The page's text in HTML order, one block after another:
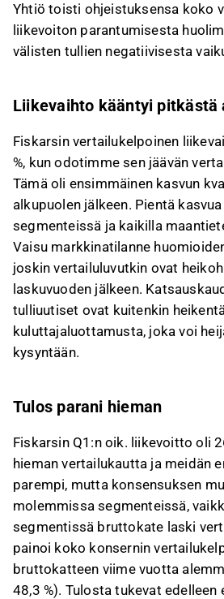
Yhtiö toisti ohjeistuksensa koko
liikevoiton parantumisesta
välisten tullien negatiivisesta
Liikevaihto kääntyi pitkästä
Fiskarsin vertailukelpoinen
%, kun odotimme sen jäävän
Tämä oli ensimmäinen kasvun
alkupuolen jälkeen. Pientä
segmenteissä ja kaikilla
Vaisu markkinatilanne
joskin vertailuluvutkin ovat
laskuvuoden jälkeen.
tulliuutiset ovat kuitenkin
kuluttajaluottamusta, joka voi
kysyntään.
Tulos parani hieman
Fiskarsin Q1:n oik. liikevoitto oli
hieman vertailukautta ja meidän
parempi, mutta konsensuksen
molemmissa segmenteissä,
segmentissä bruttokate laski
painoi koko konsernin
bruttokatteen viime vuotta
48,3 %). Tulosta tukevat edelleen